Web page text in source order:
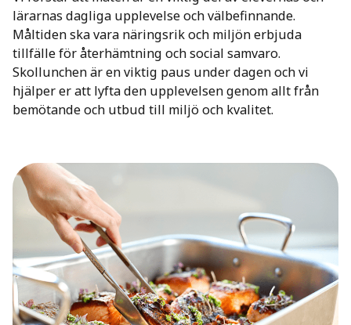
lärarnas dagliga upplevelse och välbefinnande.
Måltiden ska vara näringsrik och miljön erbjuda
tillfälle för återhämtning och social samvaro.
Skollunchen är en viktig paus under dagen och vi
hjälper er att lyfta den upplevelsen genom allt från
bemötande och utbud till miljö och kvalitet.